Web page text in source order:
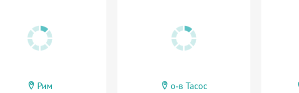
Рим о-в Тасос